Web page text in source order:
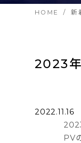
HOME 新
2023
2022.11.16
PV